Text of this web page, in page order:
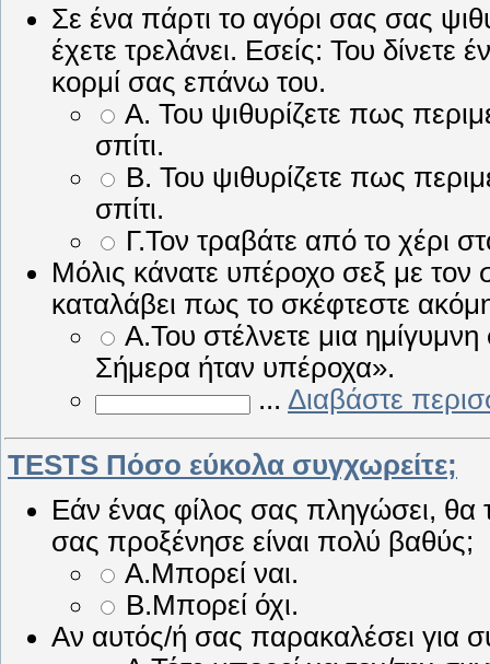
Σε ένα πάρτι το αγόρι σας σας
έχετε τρελάνει. Εσείς: Του
κορμί σας επάνω του.
Α. Του ψιθυρίζετε πως
σπίτι.
Β. Του ψιθυρίζετε πως
σπίτι.
Γ.Τον τραβάτε από το χέρι
Μόλις κάνατε υπέροχο σεξ με
καταλάβει πως το σκέφτεστε
Α.Του στέλνετε μια
Σήμερα ήταν υπέροχα».
... Διαβάστε
TESTS Πόσο εύκολα συγχωρείτε;
Εάν ένας φίλος σας πληγώσει,
σας προξένησε είναι πολύ βαθύς;
Α.Μπορεί ναι.
Β.Μπορεί όχι.
Αν αυτός/ή σας παρακαλέσει για